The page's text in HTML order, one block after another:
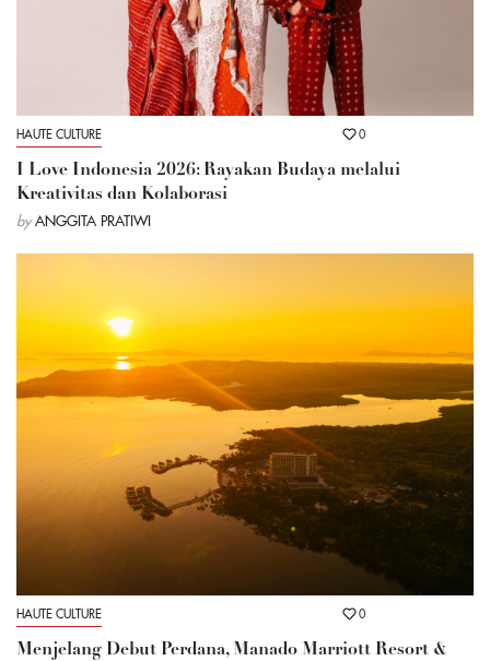
HAUTE CULTURE 0
I Love Indonesia 2026: Rayakan Budaya melalui
Kreativitas dan Kolaborasi
by ANGGITA PRATIWI
HAUTE CULTURE 0
Menjelang Debut Perdana, Manado Marriott Resort &